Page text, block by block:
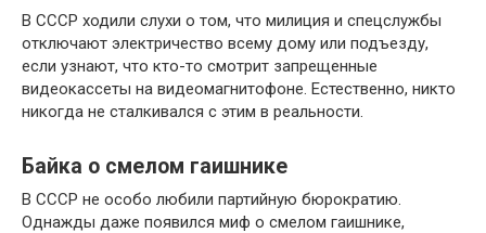
В СССР ходили слухи о том, что милиция и спецслужбы
отключают электричество всему дому или подъезду,
если узнают, что кто-то смотрит запрещенные
видеокассеты на видеомагнитофоне. Естественно, никто
никогда не сталкивался с этим в реальности.
Байка о смелом гаишнике
В СССР не особо любили партийную бюрократию.
Однажды даже появился миф о смелом гаишнике,